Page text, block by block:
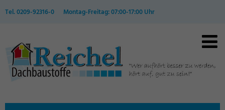
Tel. 0209-92316-0 Montag-Freitag: 07:00-17:00 Uhr